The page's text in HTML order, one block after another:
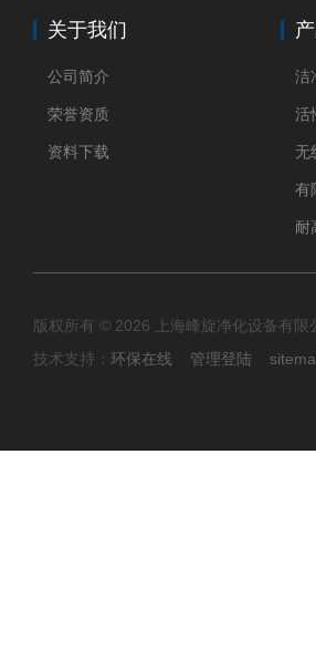
关于我们
公司简介
荣誉资质
资料下载
洁
活
版权所有 © 2026 上海峰旋净化设备有
技术支持： 环保在线 管理登陆